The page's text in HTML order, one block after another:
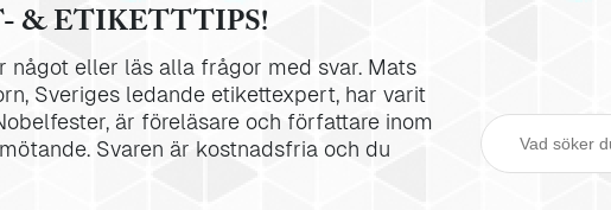
& ETIKETTTIPS!
något eller läs alla frågor med svar. Mats
Sveriges ledande etikettexpert, har varit
är föreläsare och författare inom
Svaren är kostnadsfria och du